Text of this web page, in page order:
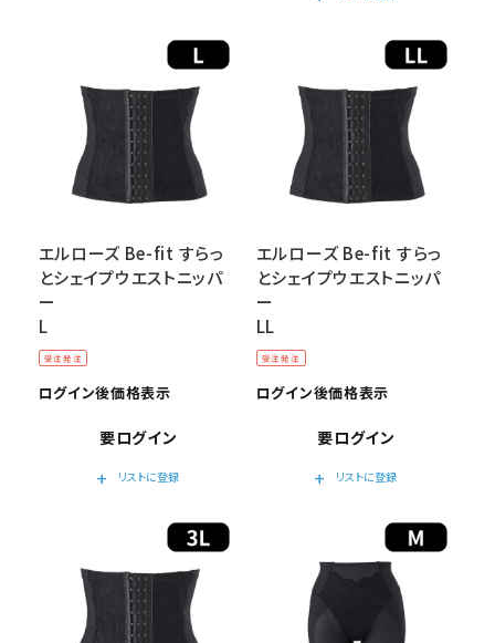
受注発注
エルローズ Be-fit すらっ
とシェイプウエストニッパ
ー
L
ログイン後価格表示
要ログイン
add
リストに登録
受注発注
エルローズ Be-fit すらっ
とシェイプウエストニッパ
ー
LL
ログイン後価格表示
要ログイン
add
リストに登録